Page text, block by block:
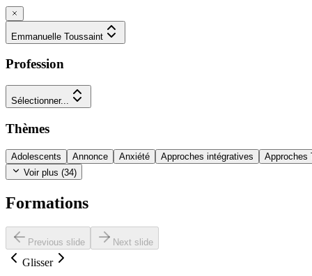
Emmanuelle Toussaint
Profession
Sélectionner...
Thèmes
Adolescents Annonce Anxiété Approches intégratives Approches
Voir plus (34)
Formations
Previous slide Next slide
Glisser